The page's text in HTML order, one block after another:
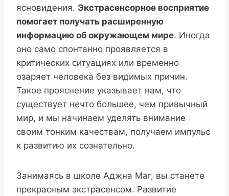
ясновидения. Экстрасенсорное восприятие
помогает получать расширенную
информацию об окружающем мире. Иногда
оно само спонтанно проявляется в
критических ситуациях или временно
озаряет человека без видимых причин.
Такое прояснение указывает нам, что
существует нечто большее, чем привычный
мир, и мы начинаем уделять внимание
своим тонким качествам, получаем импульс
к развитию их сознательно.
Занимаясь в школе Аджна Маг, вы станете
прекрасным экстрасенсом. Развитие